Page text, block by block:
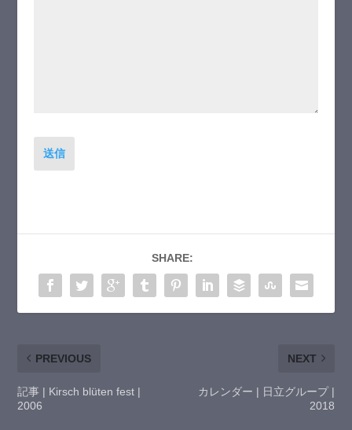
送信
SHARE:
PREVIOUS
記事 | Kirsch blüten fest |
2006
NEXT
カレンダー | 日立グループ |
2018